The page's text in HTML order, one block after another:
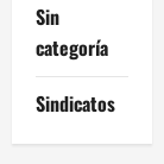
Sin
categoría
Sindicatos